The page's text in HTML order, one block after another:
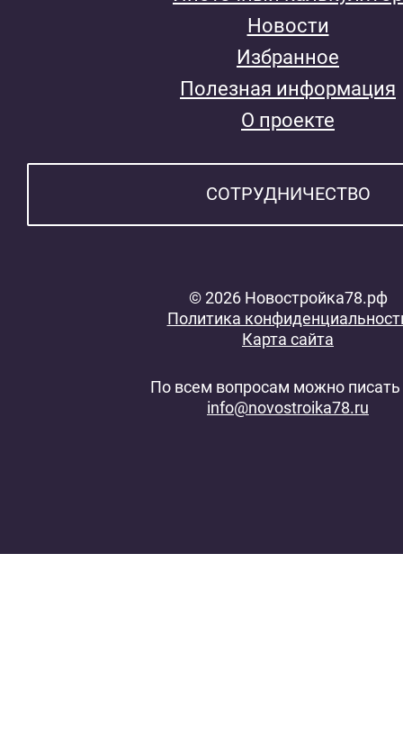
Новости
Избранное
Полезная информация
О проекте
СОТРУДНИЧЕСТВО
© 2026 Новостройка78.рф
Политика
Карта сайта
По всем вопросам можно писать
info@novostroika78.ru